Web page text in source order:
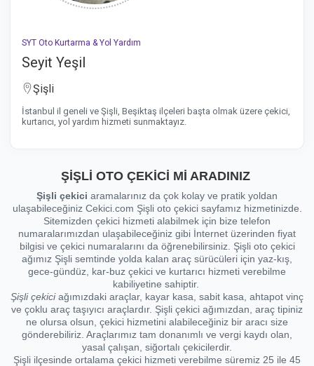
SYT Oto Kurtarma & Yol Yardım
Seyit Yeşil
Şişli
İstanbul il geneli ve Şişli, Beşiktaş ilçeleri başta olmak üzere çekici,
kurtarıcı, yol yardım hizmeti sunmaktayız.
ŞİŞLİ OTO ÇEKİCİ Mİ ARADINIZ
Şişli çekici aramalarınız da çok kolay ve pratik yoldan
ulaşabileceğiniz Cekici.com Şişli oto çekici sayfamız hizmetinizde.
Sitemizden çekici hizmeti alabilmek için bize telefon
numaralarımızdan ulaşabileceğiniz gibi İnternet üzerinden fiyat
bilgisi ve çekici numaralarını da öğrenebilirsiniz. Şişli oto çekici
ağımız Şişli semtinde yolda kalan araç sürücüleri için yaz-kış,
gece-gündüz, kar-buz çekici ve kurtarıcı hizmeti verebilme
kabiliyetine sahiptir.
Şişli çekiciağımızdaki araçlar, kayar kasa, sabit kasa, ahtapot vinç
ve çoklu araç taşıyıcı araçlardır. Şişli çekici ağımızdan, araç tipiniz
ne olursa olsun, çekici hizmetini alabileceğiniz bir aracı size
gönderebiliriz. Araçlarımız tam donanımlı ve vergi kaydı olan,
yasal çalışan, siğortalı çekicilerdir.
Şişli ilçesinde ortalama çekici hizmeti verebilme süremiz 25 ile 45